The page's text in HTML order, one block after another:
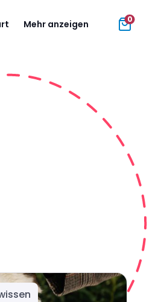
Mehr anzeigen 0